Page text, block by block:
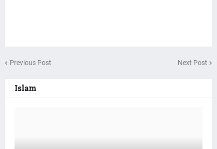
Previous Post Next Post
Islam